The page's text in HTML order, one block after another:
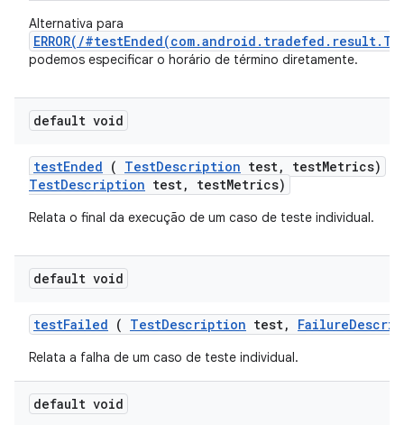
Alternativa para
ERROR(/
podemos especificar o horário de término diretamente.
default void
testEnded ( TestDescription test, testMetrics)
TestDescription test, testMetrics)
Relata o final da execução de um caso de teste individual.
default void
testFailed ( TestDescription test, Failure
Relata a falha de um caso de teste individual.
default void